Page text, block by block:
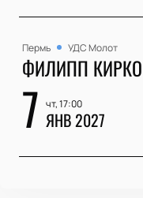
Пермь УДС Молот
ФИЛИПП
7 чт, 17:00
ЯНВ 2027